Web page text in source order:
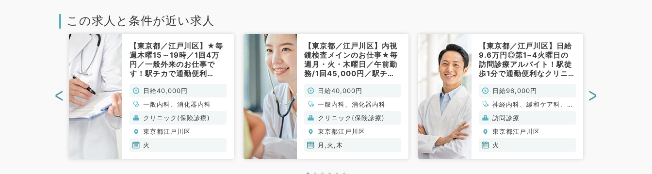
この求人と条件が近い求人
【東京都／江戸川区】★毎
週木曜15～19時／1回4万
円／一般外来のお仕事で
す！駅チカで通勤便利
日給40,000円
一般内科、消化器内科
クリニック(保険診療)
東京都江戸川区
火
【東京都／江戸川区】内視
鏡検査メインのお仕事★毎
週月・火・木曜日／午前勤
務/1回45,000円／駅チカ
科・一般内科／非常勤）
日給40,000円
一般内科、消化器内科
クリニック(保険診療)
東京都江戸川区
月,火,木
【東京都／江戸川区】日給
9.6万円◎第1~4火曜日の
訪問診療アルバイト！駅徒
歩1分で通勤便利なクリニッ
非常勤）
日給96,000円
神経内科、緩和ケア科、一
般内科、循環器内科、呼吸
器内科、消化器内科、内分
泌・代謝内科、腎臓内科、
老年内科、血液内科、膠原
訪問診療
東京都江戸川区
火
< >